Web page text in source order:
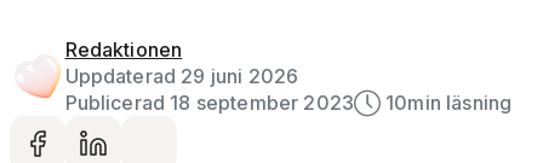
Redaktionen
Uppdaterad 29 juni 2026
Publicerad 18 september 2023
10min läsning